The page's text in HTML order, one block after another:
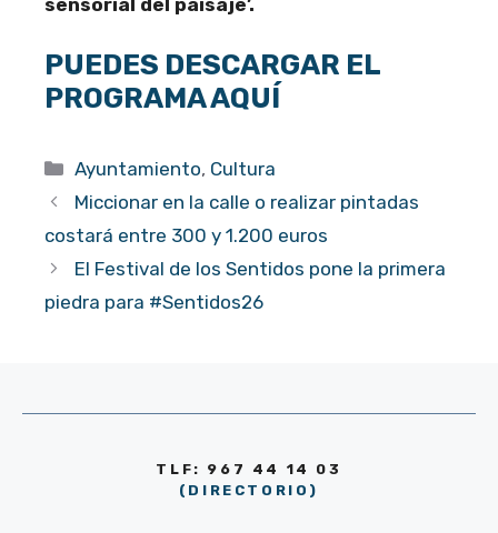
sensorial del paisaje’.
PUEDES DESCARGAR EL
PROGRAMA AQUÍ
Categorías
Ayuntamiento, Cultura
Miccionar en la calle o realizar pintadas
costará entre 300 y 1.200 euros
El Festival de los Sentidos pone la primera
piedra para #Sentidos26
TLF: 967 44 14 03
(DIRECTORIO)